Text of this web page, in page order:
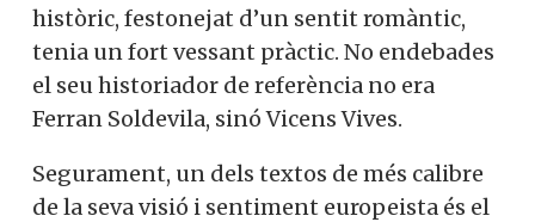
històric, festonejat d’un sentit romàntic,
tenia un fort vessant pràctic. No endebades
el seu historiador de referència no era
Ferran Soldevila, sinó Vicens Vives.
Segurament, un dels textos de més calibre
de la seva visió i sentiment europeista és el